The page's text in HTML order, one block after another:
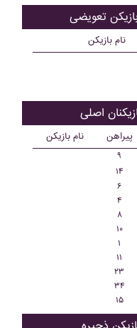
نام بازیکن
نام بازیکن پیراهن
۹
۱۴
۶
۴
۸
۱۰
۱
۱۱
۲۳
۳۴
۱۵